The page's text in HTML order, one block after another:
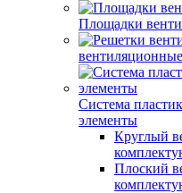
Площадки
вентиляционные
Система
элементы
Круглый
Плоский